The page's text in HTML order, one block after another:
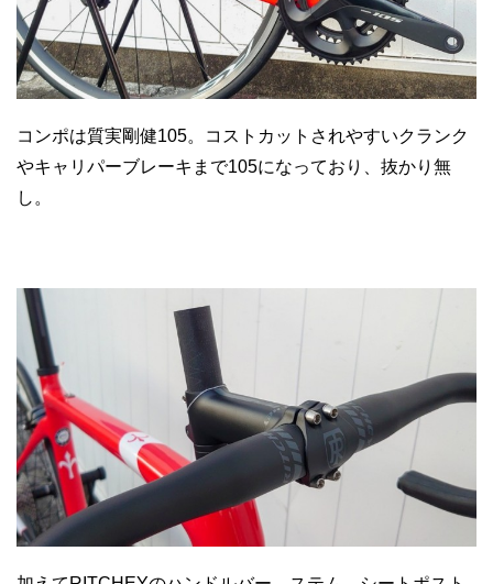
コンポは質実剛健105。コストカットされやすいクランク
やキャリパーブレーキまで105になっており、抜かり無
し。